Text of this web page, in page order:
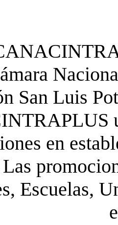
San Luis
en
Escuelas,